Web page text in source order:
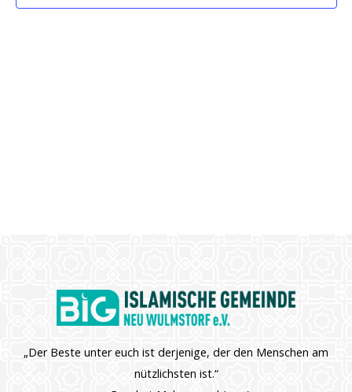
„Der Beste unter euch ist derjenige, der den Menschen am
nützlichsten ist.“